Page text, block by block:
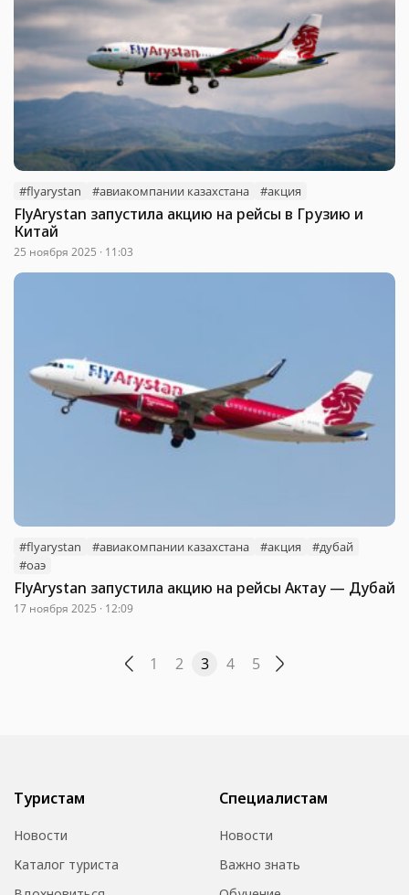
#flyarystan #авиакомпании казахстана #акция
FlyArystan запустила акцию на рейсы в Грузию и
Китай
25 ноября 2025 · 11:03
#flyarystan #авиакомпании казахстана #акция
#дубай
#оаэ
FlyArystan запустила акцию на рейсы Актау — Дубай
17 ноября 2025 · 12:09
1 2 3 4 5
Туристам
Новости
Каталог туриста
Специалистам
Новости
Важно знать